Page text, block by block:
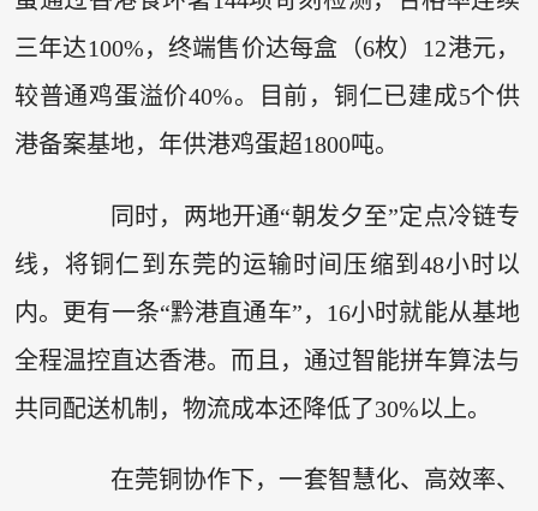
三年达100%，终端售价达每盒（6枚）12港元，
较普通鸡蛋溢价40%。目前，铜仁已建成5个供
港备案基地，年供港鸡蛋超1800吨。
同时，两地开通“朝发夕至”定点冷链专
线，将铜仁到东莞的运输时间压缩到48小时以
内。更有一条“黔港直通车”，16小时就能从基地
全程温控直达香港。而且，通过智能拼车算法与
共同配送机制，物流成本还降低了30%以上。
在莞铜协作下，一套智慧化、高效率、